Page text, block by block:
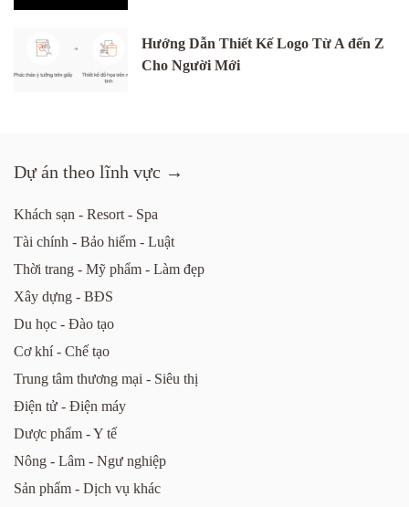
Hướng Dẫn Thiết Kế Logo Từ A đến Z
Cho Người Mới
Dự án theo lĩnh vực →
Khách sạn - Resort - Spa
Tài chính - Bảo hiểm - Luật
Thời trang - Mỹ phẩm - Làm đẹp
Xây dựng - BĐS
Du học - Đào tạo
Cơ khí - Chế tạo
Trung tâm thương mại - Siêu thị
Điện tử - Điện máy
Dược phẩm - Y tế
Nông - Lâm - Ngư nghiệp
Sản phẩm - Dịch vụ khác